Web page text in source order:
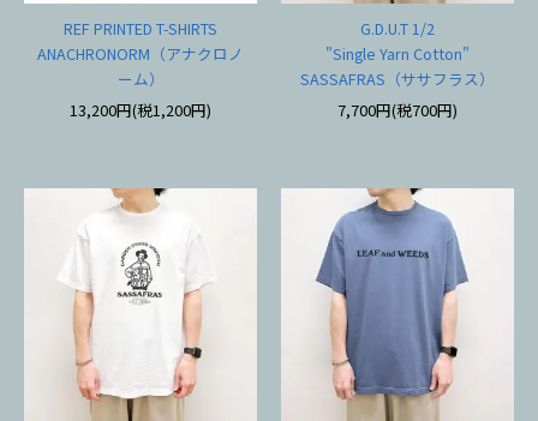
REF PRINTED T-SHIRTS
ANACHRONORM（アナクロノ
ーム）
13,200円(税1,200円)
G.D.U.T 1/2
"Single Yarn Cotton"
SASSAFRAS（ササフラス）
7,700円(税700円)